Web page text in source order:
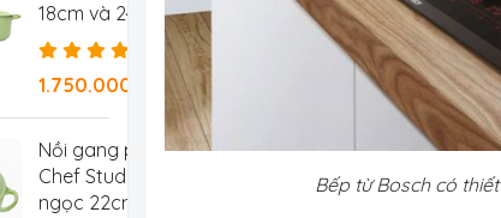
18cm và 24cm
1.750.000đ/Combo
Nồi gang phủ gốm
Chef Studio xanh
ngọc 22cm 3.3L
Bếp từ Bosch có